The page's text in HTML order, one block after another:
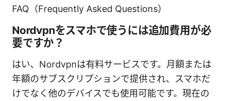
FAQ（Frequently Asked Questions）
Nordvpnをスマホで使うには追加費用が必
要ですか？
はい、Nordvpnは有料サービスです。月額または
年額のサブスクリプションで提供され、スマホだ
けでなく他のデバイスでも使用可能です。現在の